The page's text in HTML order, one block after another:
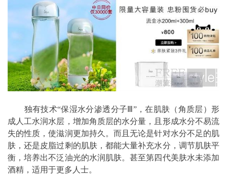
独有技术“保湿水分渗透分子Ⅲ”，在肌肤（角质层）形
成人工水润水层，增加角质层的水分量，且形成水分不易流
失的性质，使滋润更加持久。而且无论是针对水分不足的肌
肤，还是皮脂过剩的肌肤，都能大量补充水分，调节肌肤平
衡，培养出不泛油光的水润肌肤。甚至第四代美肤水未添加
酒精，适用于更多人士。